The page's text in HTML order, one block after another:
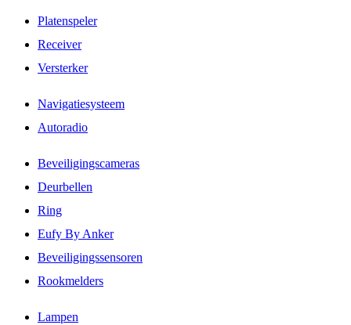
Platenspeler
Receiver
Versterker
Navigatiesysteem
Autoradio
Beveiligingscameras
Deurbellen
Ring
Eufy By Anker
Beveiligingssensoren
Rookmelders
Lampen